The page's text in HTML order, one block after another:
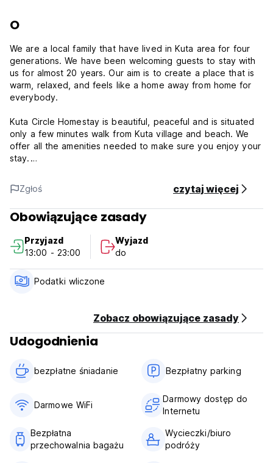
O
We are a local family that have lived in Kuta area for four
generations. We have been welcoming guests to stay with
us for almost 20 years. Our aim is to create a place that is
warm, relaxed, and feels like a home away from home for
everybody.
Kuta Circle Homestay is beautiful, peaceful and is situated
only a few minutes walk from Kuta village and beach. We
offer all the amenities needed to make sure you enjoy your
stay.
So have a look for yourself, and contact us if you have any
question! We look forward to having you with us!
Free wifi features the whole property. Our friendly staff is
feel free to let us know. We will give you suggestions
accordingly.
Zgłoś czytaj więcej
Obowiązujące zasady
Przyjazd
13:00 - 23:00
Wyjazd
do
Podatki wliczone
Zobacz obowiązujące zasady
Udogodnienia
bezpłatne śniadanie‎ Bezpłatny parking
Darmowe WiFi
Darmowy dostęp do
Internetu
Bezpłatna
przechowalnia bagażu
Wycieczki/biuro
podróży